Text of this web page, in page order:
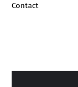
Contact